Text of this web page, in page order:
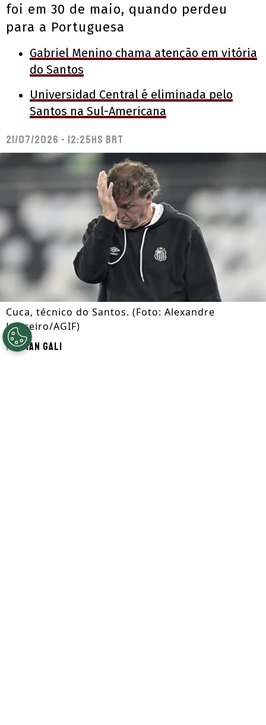
foi em 30 de maio, quando perdeu
para a Portuguesa
Gabriel Menino chama atenção em vitória
do Santos
Universidad Central é eliminada pelo
Santos na Sul-Americana
21/07/2026 - 12:25hs BRT
Cuca, técnico do Santos. (Foto: Alexandre
Loureiro/AGIF)
PorIan Gali